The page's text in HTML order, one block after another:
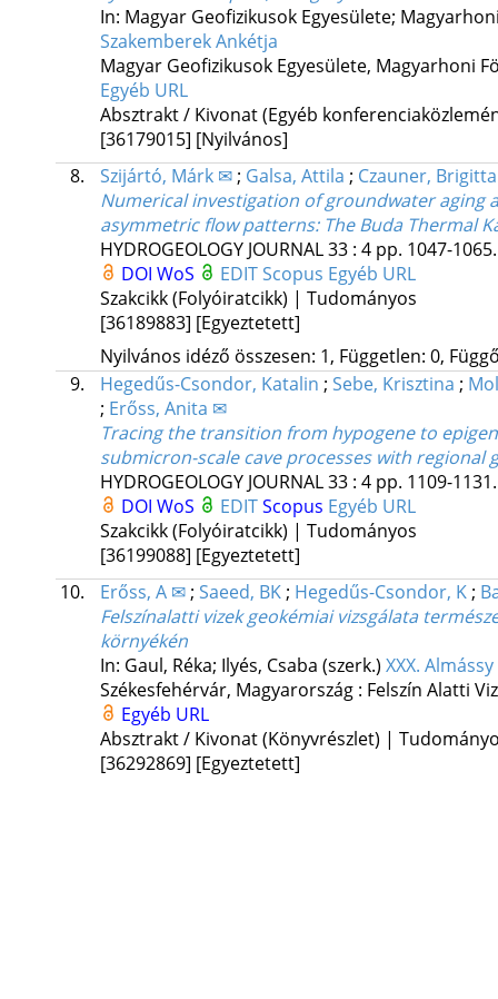
In: Magyar Geofizikusok Egyesülete;
Szakemberek Ankétja
Magyar Geofizikusok Egyesülete, Magyarhoni
Egyéb URL
Absztrakt / Kivonat (Egyéb
[36179015] [Nyilvános]
8.
Szijártó, Márk ✉; Galsa, Attila ; Czauner, Brigitta
Numerical investigation of groundwater aging
asymmetric flow patterns: The Buda Thermal
HYDROGEOLOGY JOURNAL33: 4 pp. 1047-
DOI WoS EDITScopus Egyéb URL
Szakcikk (Folyóiratcikk) | Tudományos
[36189883] [Egyeztetett]
Nyilvános idéző összesen: 1, Független: 0,
9.
Hegedűs-Csondor, Katalin ; Sebe, Krisztina ;
; Erőss, Anita ✉
Tracing the transition from hypogene to
submicron-scale cave processes with
HYDROGEOLOGY JOURNAL33: 4 pp. 1109-
DOI WoS EDITScopus Egyéb URL
Szakcikk (Folyóiratcikk) | Tudományos
[36199088] [Egyeztetett]
10.
Erőss, A ✉; Saeed, BK; Hegedűs-Csondor, K;
Felszínalatti vizek geokémiai vizsgálata
környékén
In: Gaul, Réka; Ilyés, Csaba (szerk.) XXX.
Székesfehérvár, Magyarország : Felszín Alatti
Egyéb URL
Absztrakt / Kivonat (Könyvrészlet) |
[36292869] [Egyeztetett]